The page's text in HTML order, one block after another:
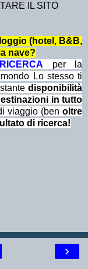
IL SITO
(hotel, B&B,
nave?
per la
Lo stesso ti
disponibilità
in tutto
viaggio (benoltre
di ricerca!
›